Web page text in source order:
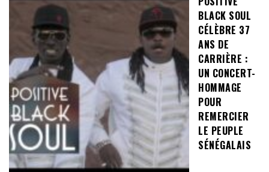
BLACK SOUL
CÉLÈBRE 37
ANS DE
CARRIÈRE :
UN CONCERT-
HOMMAGE
POUR
REMERCIER
LE PEUPLE
SÉNÉGALAIS